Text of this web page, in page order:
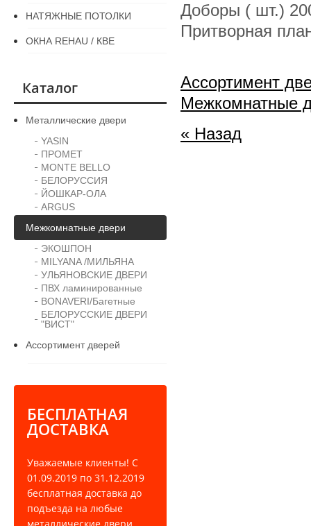
Доборы ( шт.)
Притворная
Ассортимент
Межкомнатные
« Назад
НАТЯЖНЫЕ ПОТОЛКИ
ОКНА REHAU / КВЕ
Каталог
Металлические двери
YASIN
ПРОМЕТ
MONTE BELLO
БЕЛОРУССИЯ
ЙОШКАР-ОЛА
ARGUS
Межкомнатные двери
ЭКОШПОН
MILYANA /МИЛЬЯНА
УЛЬЯНОВСКИЕ ДВЕРИ
ПВХ ламинированные
BONAVERI/Багетные
БЕЛОРУССКИЕ ДВЕРИ
"ВИСТ"
Ассортимент дверей
БЕСПЛАТНАЯ
ДОСТАВКА
Уважаемые клиенты! С
01.09.2019 по 31.12.2019
бесплатная доставка до
подъезда на любые